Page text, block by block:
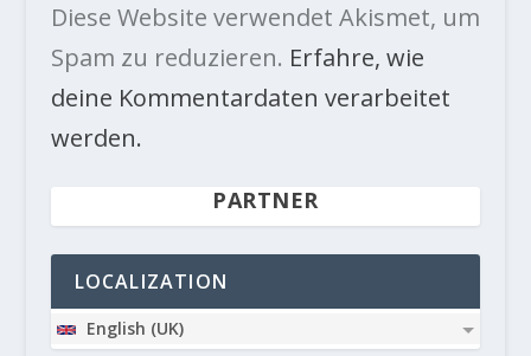
Diese Website verwendet Akismet, um
Spam zu reduzieren. Erfahre, wie
deine Kommentardaten verarbeitet
werden.
PARTNER
LOCALIZATION
English (UK)